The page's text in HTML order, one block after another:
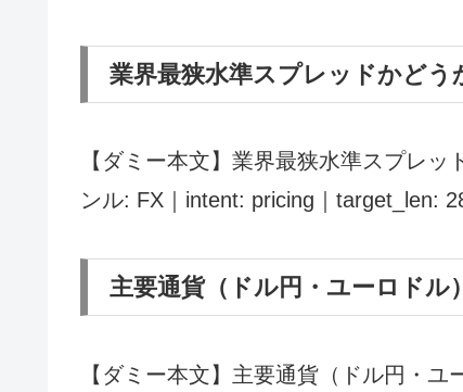
業界最狭水準スプレッドかどう
【ダミー本文】業界最狭水準スプレ
ンル: FX｜intent: pricing｜target_len:
主要通貨（ドル円・ユーロドル
【ダミー本文】主要通貨（ドル円・